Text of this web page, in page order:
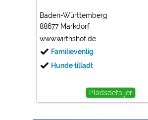
Baden-Württemberg
88677 Markdorf
www.wirthshof.de
Familievenlig
Hunde tilladt
Pladsdetaljer